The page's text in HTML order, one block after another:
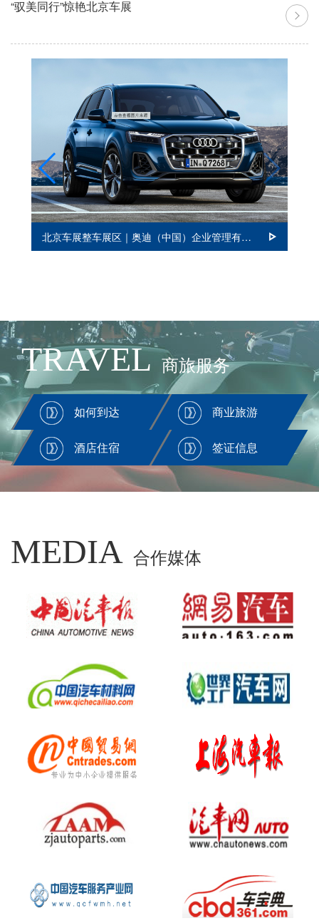
“驭美同行”惊艳北京车展
北京车展整车展区｜奥迪（中国）企业管理有限公司
TRAVEL 商旅服务
如何到达 商业旅游
酒店住宿 签证信息
MEDIA 合作媒体